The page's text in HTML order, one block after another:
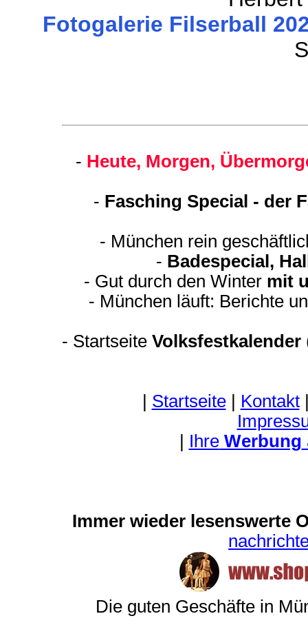
Fotogalerie Filserball
- Heute, Morgen,
- Fasching Special - der
- München rein
- Badespecial,
- Gut durch den Winter mit
- München läuft: Berichte
- Startseite Volksfestkalender
Startseite| Kontakt
IhreWerbung
Immer wieder lesenswerte
Die guten Geschäfte in